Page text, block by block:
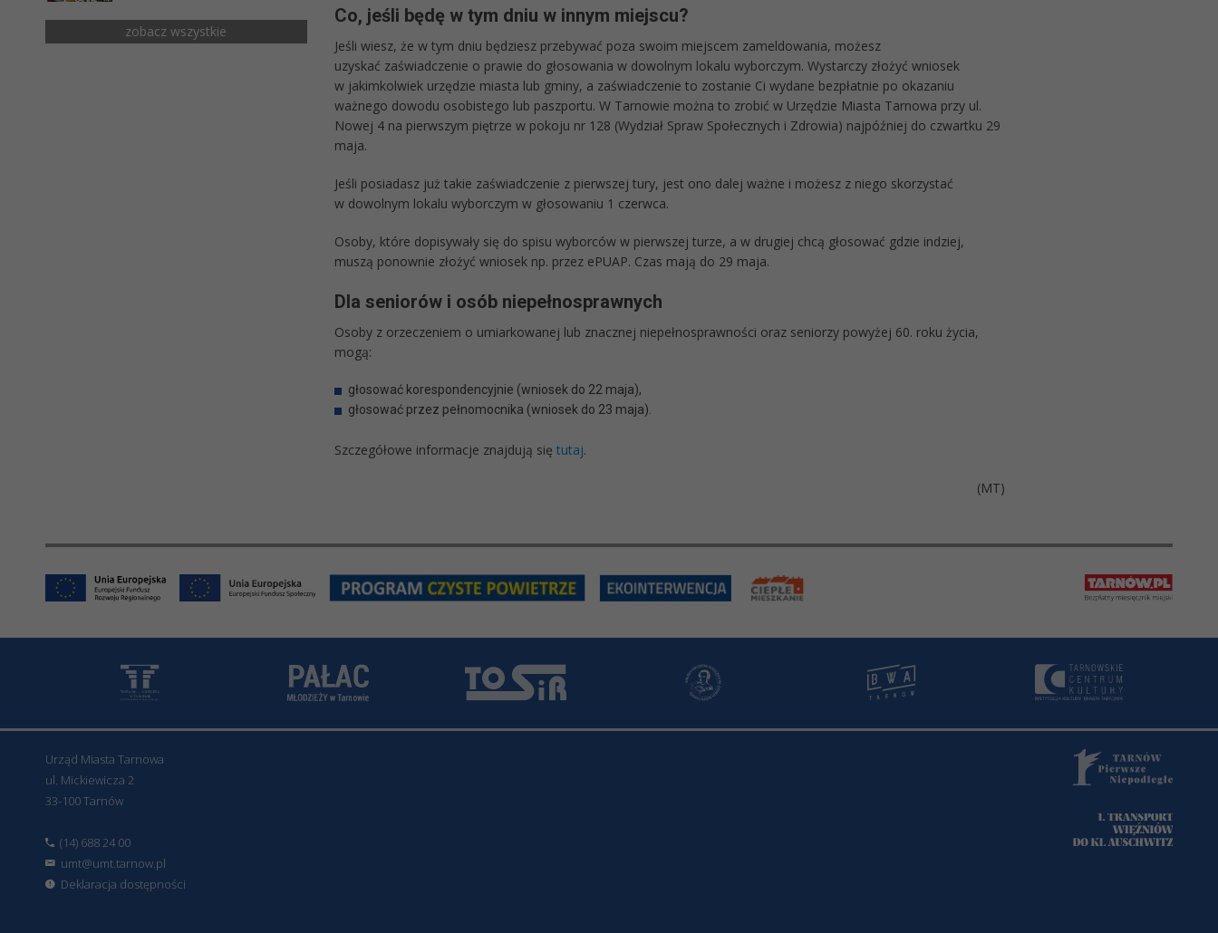
zobacz wszystkie
Co, jeśli będę w tym dniu w innym miejscu?
Jeśli wiesz, że w tym dniu będziesz przebywać poza swoim miejscem zameldowania, możesz
uzyskać zaświadczenie o prawie do głosowania w dowolnym lokalu wyborczym. Wystarczy złożyć wniosek
w jakimkolwiek urzędzie miasta lub gminy, a zaświadczenie to zostanie Ci wydane bezpłatnie po okazaniu
ważnego dowodu osobistego lub paszportu. W Tarnowie można to zrobić w Urzędzie Miasta Tarnowa przy ul.
Nowej 4 na pierwszym piętrze w pokoju nr 128 (Wydział Spraw Społecznych i Zdrowia) najpóźniej do czwartku 29
maja.
Jeśli posiadasz już takie zaświadczenie z pierwszej tury, jest ono dalej ważne i możesz z niego skorzystać
w dowolnym lokalu wyborczym w głosowaniu 1 czerwca.
Osoby, które dopisywały się do spisu wyborców w pierwszej turze, a w drugiej chcą głosować gdzie indziej,
muszą ponownie złożyć wniosek np. przez ePUAP. Czas mają do 29 maja.
Dla seniorów i osób niepełnosprawnych
Osoby z orzeczeniem o umiarkowanej lub znacznej niepełnosprawności oraz seniorzy powyżej 60. roku życia,
mogą:
głosować korespondencyjnie (wniosek do 22 maja),
głosować przez pełnomocnika (wniosek do 23 maja).
Szczegółowe informacje znajdują się tutaj.
(MT)
Urząd Miasta Tarnowa
ul. Mickiewicza 2
33-100 Tarnów
(14) 688 24 00
umt@umt.tarnow.pl
Deklaracja dostępności